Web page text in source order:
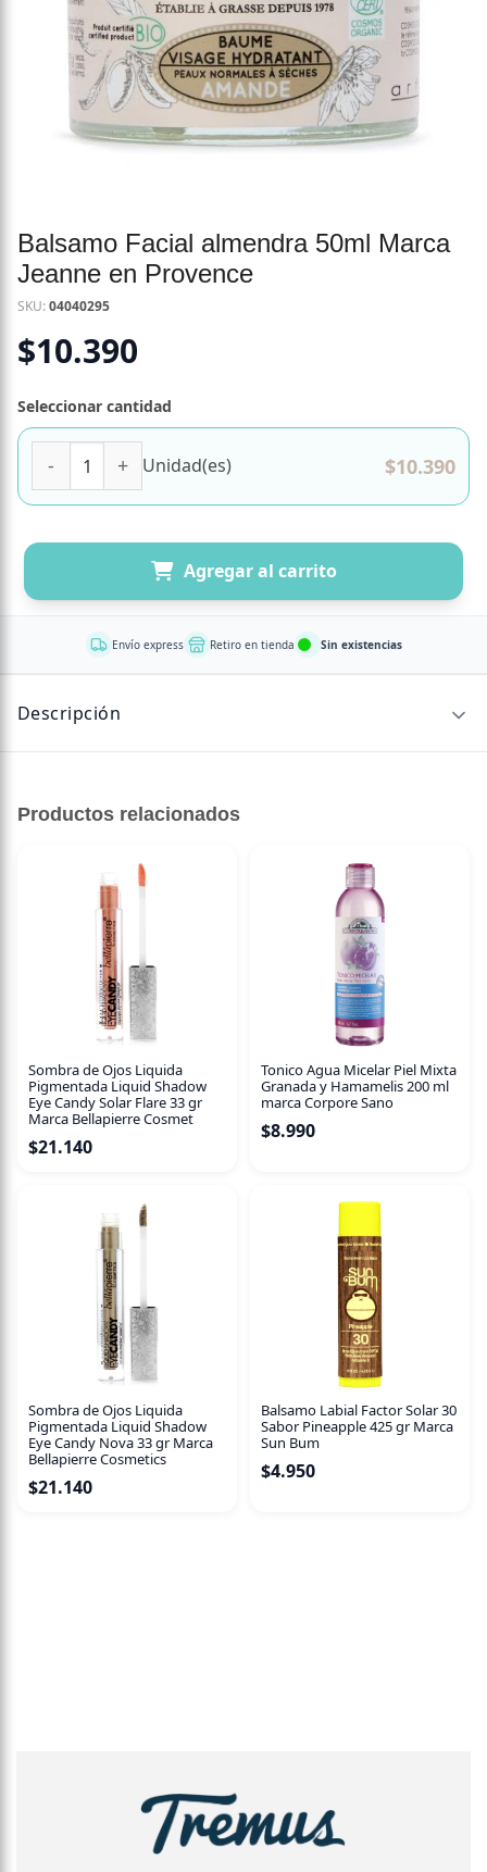
Balsamo Facial almendra 50ml Marca
Jeanne en Provence
SKU:04040295
$10.390
Seleccionar cantidad
Unidad(es) $10.390
Agregar al carrito
Envío express Retiro en tienda Sin existencias
Descripción
formulado con aceite de almendras dulces rico en
Productos relacionados
Sombra de Ojos Liquida
Pigmentada Liquid Shadow
Eye Candy Solar Flare 33 gr
Marca Bellapierre Cosmet
$21.140
Tonico Agua Micelar Piel Mixta
Granada y Hamamelis 200 ml
marca Corpore Sano
$8.990
Sombra de Ojos Liquida
Pigmentada Liquid Shadow
Eye Candy Nova 33 gr Marca
Bellapierre Cosmetics
$21.140
Balsamo Labial Factor Solar 30
Sabor Pineapple 425 gr Marca
Sun Bum
$4.950